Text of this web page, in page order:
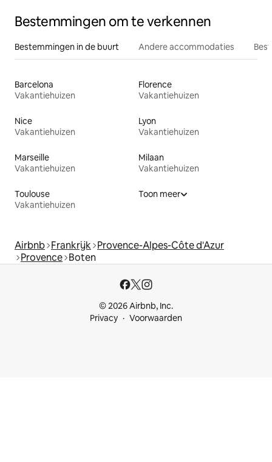
Bestemmingen om te verkennen
Bestemmingen in de buurt Andere accommodaties
Barcelona
Vakantiehuizen
Florence
Vakantiehuizen
Nice
Vakantiehuizen
Lyon
Vakantiehuizen
Marseille
Vakantiehuizen
Milaan
Vakantiehuizen
Toulouse
Vakantiehuizen
Toon meer
Airbnb Frankrijk Provence-Alpes-Côte d'Azur
Provence Boten
© 2026 Airbnb, Inc.
Privacy
Voorwaarden